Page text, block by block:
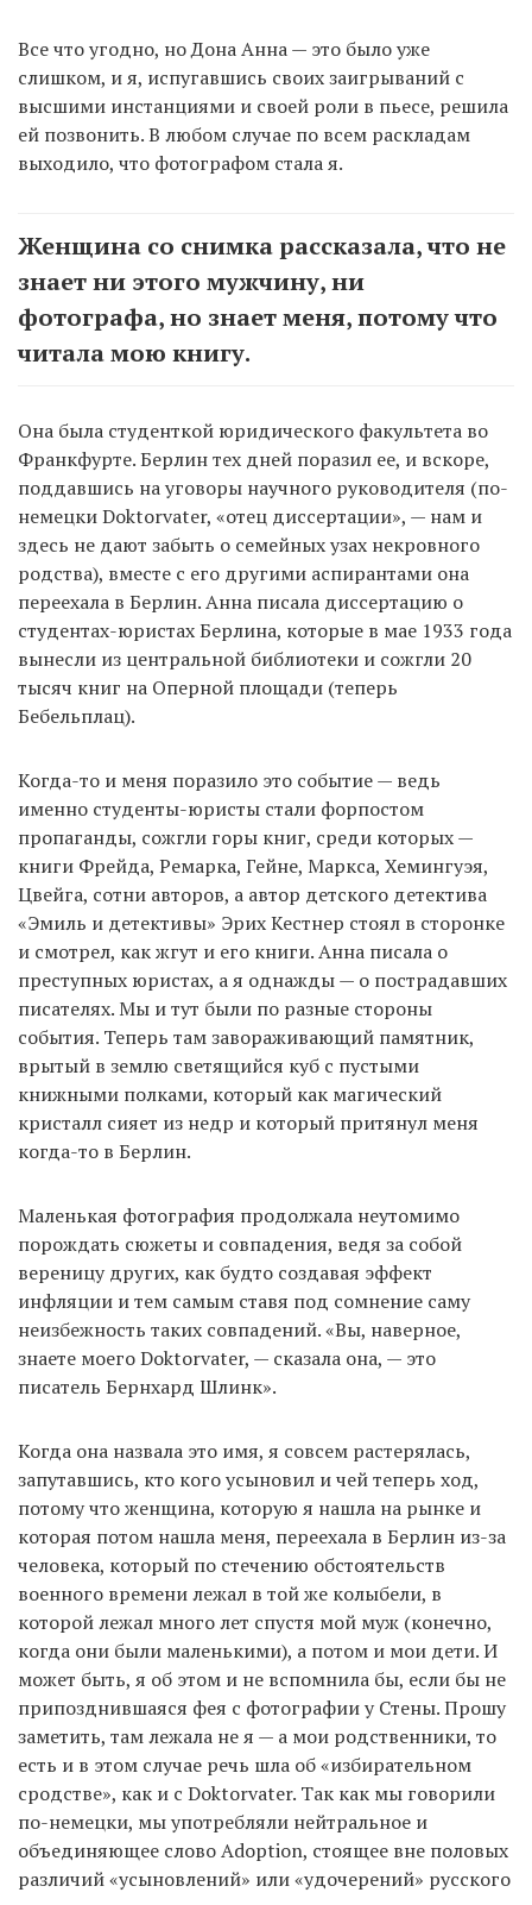
Все что угодно, но Дона Анна — это было уже
слишком, и я, испугавшись своих заигрываний с
высшими инстанциями и своей роли в пьесе, решила
ей позвонить. В любом случае по всем раскладам
выходило, что фотографом стала я.
Женщина со снимка рассказала, что не
знает ни этого мужчину, ни
фотографа, но знает меня, потому что
читала мою книгу.
Она была студенткой юридического факультета во
Франкфурте. Берлин тех дней поразил ее, и вскоре,
поддавшись на уговоры научного руководителя (по-
немецки Doktorvater, «отец диссертации», — нам и
здесь не дают забыть о семейных узах некровного
родства), вместе с его другими аспирантами она
переехала в Берлин. Анна писала диссертацию о
студентах-юристах Берлина, которые в мае 1933 года
вынесли из центральной библиотеки и сожгли 20
тысяч книг на Оперной площади (теперь
Бебельплац).
Когда-то и меня поразило это событие — ведь
именно студенты-юристы стали форпостом
пропаганды, сожгли горы книг, среди которых —
книги Фрейда, Ремарка, Гейне, Маркса, Хемингуэя,
Цвейга, сотни авторов, а автор детского детектива
«Эмиль и детективы» Эрих Кестнер стоял в сторонке
и смотрел, как жгут и его книги. Анна писала о
преступных юристах, а я однажды — о пострадавших
писателях. Мы и тут были по разные стороны
события. Теперь там завораживающий памятник,
врытый в землю светящийся куб с пустыми
книжными полками, который как магический
кристалл сияет из недр и который притянул меня
когда-то в Берлин.
Маленькая фотография продолжала неутомимо
порождать сюжеты и совпадения, ведя за собой
вереницу других, как будто создавая эффект
инфляции и тем самым ставя под сомнение саму
неизбежность таких совпадений. «Вы, наверное,
знаете моего Doktorvater, — сказала она, — это
писатель Бернхард Шлинк».
Когда она назвала это имя, я совсем растерялась,
запутавшись, кто кого усыновил и чей теперь ход,
потому что женщина, которую я нашла на рынке и
которая потом нашла меня, переехала в Берлин из-за
человека, который по стечению обстоятельств
военного времени лежал в той же колыбели, в
которой лежал много лет спустя мой муж (конечно,
когда они были маленькими), а потом и мои дети. И
может быть, я об этом и не вспомнила бы, если бы не
припозднившаяся фея c фотографии у Стены. Прошу
заметить, там лежала не я — а мои родственники, то
есть и в этом случае речь шла об «избирательном
сродстве», как и с Doktorvater. Так как мы говорили
по-немецки, мы употребляли нейтральное и
объединяющее слово Adoption, стоящее вне половых
различий «усыновлений» или «удочерений» русского